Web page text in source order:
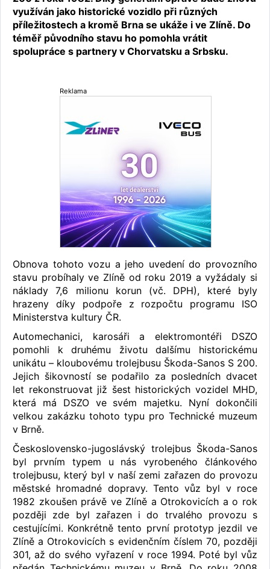
využíván jako historické vozidlo při různých
příležitostech a kromě Brna se ukáže i ve Zlíně. Do
téměř původního stavu ho pomohla vrátit
spolupráce s partnery v Chorvatsku a Srbsku.
Reklama
Obnova tohoto vozu a jeho uvedení do provozního
stavu probíhaly ve Zlíně od roku 2019 a vyžádaly si
náklady 7,6 milionu korun (vč. DPH), které byly
hrazeny díky podpoře z rozpočtu programu ISO
Ministerstva kultury ČR.
Automechanici, karosáři a elektromontéři DSZO
pomohli k druhému životu dalšímu historickému
unikátu – kloubovému trolejbusu Škoda-Sanos S 200.
Jejich šikovností se podařilo za posledních dvacet
let rekonstruovat již šest historických vozidel MHD,
která má DSZO ve svém majetku. Nyní dokončili
velkou zakázku tohoto typu pro Technické muzeum
v Brně.
Československo-jugoslávský trolejbus Škoda-Sanos
byl prvním typem u nás vyrobeného článkového
trolejbusu, který byl v naší zemi zařazen do provozu
městské hromadné dopravy. Tento vůz byl v roce
1982 zkoušen právě ve Zlíně a Otrokovicích a o rok
později zde byl zařazen i do trvalého provozu s
cestujícími. Konkrétně tento první prototyp jezdil ve
Zlíně a Otrokovicích s evidenčním číslem 70, později
301, až do svého vyřazení v roce 1994. Poté byl vůz